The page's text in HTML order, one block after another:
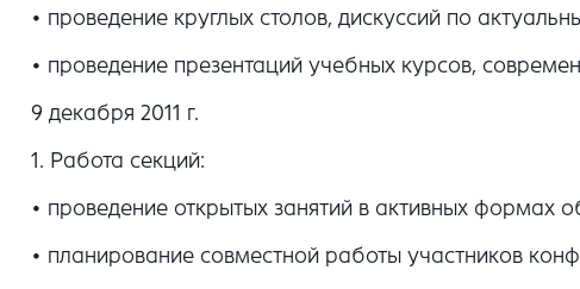
• проведение круглых столов, дискуссий по
• проведение презентаций учебных курсов,
9 декабря 2011 г.
1. Работа секций:
• проведение открытых занятий в активных формах
• планирование совместной работы участников